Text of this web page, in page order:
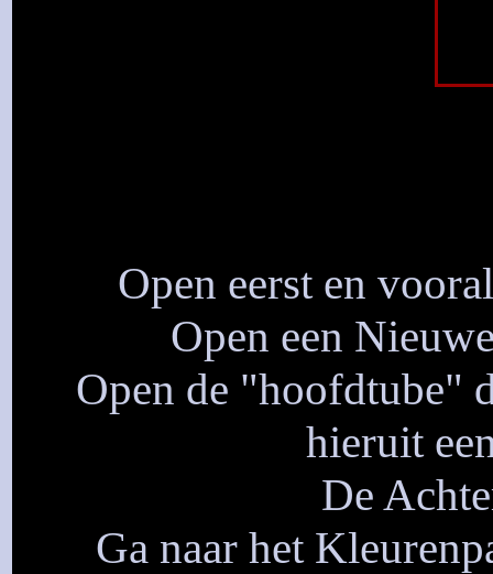
Open eerst en
Open een
Open de "hoofdtube"
hieruit
De
Ga naar het